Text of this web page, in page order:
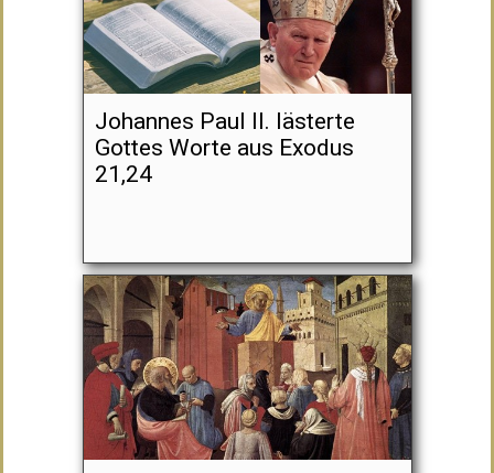
Johannes Paul II. lästerte
Gottes Worte aus Exodus
21,24